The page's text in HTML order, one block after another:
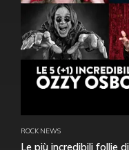
ROCK NEWS
Le più incredibili follie